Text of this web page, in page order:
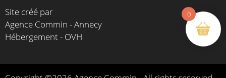
Site créé par
Agence Commin - Annecy
Hébergement - OVH
0